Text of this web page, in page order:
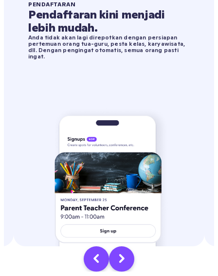
PENDAFTARAN
Pendaftaran kini menjadi
lebih mudah.
Anda tidak akan lagi direpotkan dengan persiapan
pertemuan orang tua-guru, pesta kelas, karyawisata,
dll. Dengan pengingat otomatis, semua orang pasti
ingat.